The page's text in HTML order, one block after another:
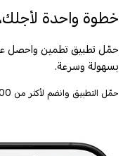
خطوة واحدة لأجلك،
حمّل تطبيق تطمين واحصل
بسهولة وسرعة.
حمّل التطبيق وانضم لأكثر من